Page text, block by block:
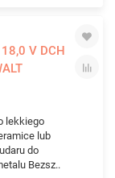
V DCH
lekkiego
lub
do
Bezsz..